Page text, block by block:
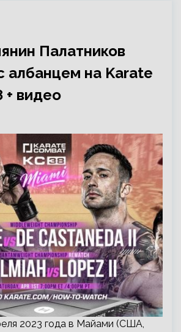
Палатников
албанцем на Karate
+ видео
2023 года в Майами (США,